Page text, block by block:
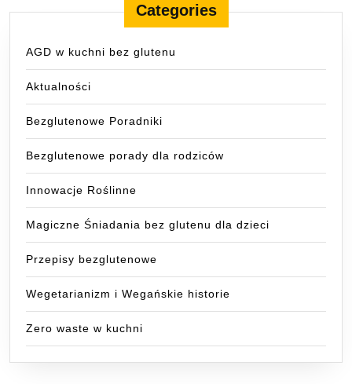
Categories
AGD w kuchni bez glutenu
Aktualności
Bezglutenowe Poradniki
Bezglutenowe porady dla rodziców
Innowacje Roślinne
Magiczne Śniadania bez glutenu dla dzieci
Przepisy bezglutenowe
Wegetarianizm i Wegańskie historie
Zero waste w kuchni